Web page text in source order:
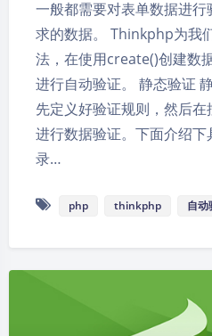
一般都需要对表单数据进
求的数据。 Thinkphp为我
法，在使用create()创建数
进行自动验证。 静态验证
先定义好验证规则，然后
进行数据验证。下面介绍
录…
php thinkphp 自动